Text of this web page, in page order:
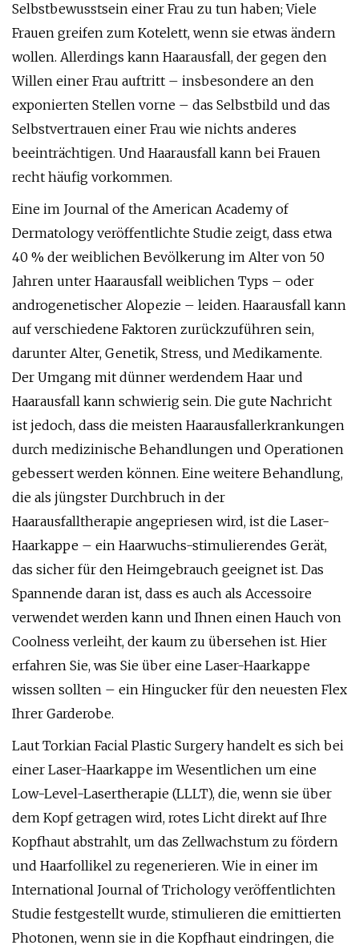
Selbstbewusstsein einer Frau zu tun haben; Viele
Frauen greifen zum Kotelett, wenn sie etwas ändern
wollen. Allerdings kann Haarausfall, der gegen den
Willen einer Frau auftritt – insbesondere an den
exponierten Stellen vorne – das Selbstbild und das
Selbstvertrauen einer Frau wie nichts anderes
beeinträchtigen. Und Haarausfall kann bei Frauen
recht häufig vorkommen.
Eine im Journal of the American Academy of
Dermatology veröffentlichte Studie zeigt, dass etwa
40 % der weiblichen Bevölkerung im Alter von 50
Jahren unter Haarausfall weiblichen Typs – oder
androgenetischer Alopezie – leiden. Haarausfall kann
auf verschiedene Faktoren zurückzuführen sein,
darunter Alter, Genetik, Stress, und Medikamente.
Der Umgang mit dünner werdendem Haar und
Haarausfall kann schwierig sein. Die gute Nachricht
ist jedoch, dass die meisten Haarausfallerkrankungen
durch medizinische Behandlungen und Operationen
gebessert werden können. Eine weitere Behandlung,
die als jüngster Durchbruch in der
Haarausfalltherapie angepriesen wird, ist die Laser-
Haarkappe – ein Haarwuchs-stimulierendes Gerät,
das sicher für den Heimgebrauch geeignet ist. Das
Spannende daran ist, dass es auch als Accessoire
verwendet werden kann und Ihnen einen Hauch von
Coolness verleiht, der kaum zu übersehen ist. Hier
erfahren Sie, was Sie über eine Laser-Haarkappe
wissen sollten – ein Hingucker für den neuesten Flex
Ihrer Garderobe.
Laut Torkian Facial Plastic Surgery handelt es sich bei
einer Laser-Haarkappe im Wesentlichen um eine
Low-Level-Lasertherapie (LLLT), die, wenn sie über
dem Kopf getragen wird, rotes Licht direkt auf Ihre
Kopfhaut abstrahlt, um das Zellwachstum zu fördern
und Haarfollikel zu regenerieren. Wie in einer im
International Journal of Trichology veröffentlichten
Studie festgestellt wurde, stimulieren die emittierten
Photonen, wenn sie in die Kopfhaut eindringen, die